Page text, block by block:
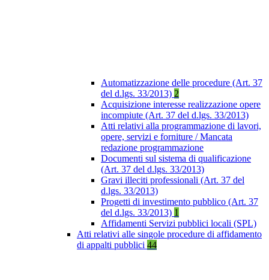
Automatizzazione delle procedure (Art. 37
del d.lgs. 33/2013) 2
Acquisizione interesse realizzazione opere
incompiute (Art. 37 del d.lgs. 33/2013)
Atti relativi alla programmazione di lavori,
opere, servizi e forniture / Mancata
redazione programmazione
Documenti sul sistema di qualificazione
(Art. 37 del d.lgs. 33/2013)
Gravi illeciti professionali (Art. 37 del
d.lgs. 33/2013)
Progetti di investimento pubblico (Art. 37
del d.lgs. 33/2013) 1
Affidamenti Servizi pubblici locali (SPL)
Atti relativi alle singole procedure di affidamento
di appalti pubblici 44